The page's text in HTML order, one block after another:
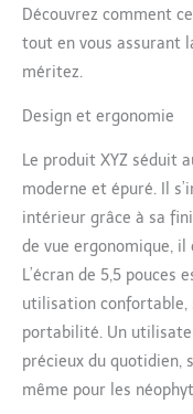
Découvrez comment
tout en vous assurant
méritez.
Design et ergonomie
Le produit XYZ séduit
moderne et épuré. Il
intérieur grâce à sa
de vue ergonomique,
L’écran de 5,5 pouces
utilisation
portabilité. Un
précieux du quotidien,
même pour les